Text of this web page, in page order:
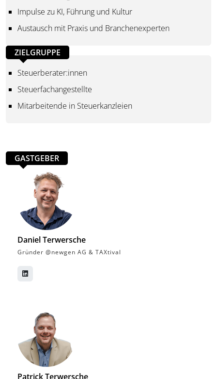
Impulse zu KI, Führung und Kultur
Austausch mit Praxis und Branchenexperten
ZIELGRUPPE
Steuerberater:innen
Steuerfachangestellte
Mitarbeitende in Steuerkanzleien
GASTGEBER
Daniel Terwersche
Gründer @newgen AG & TAXtival
Patrick Terwersche